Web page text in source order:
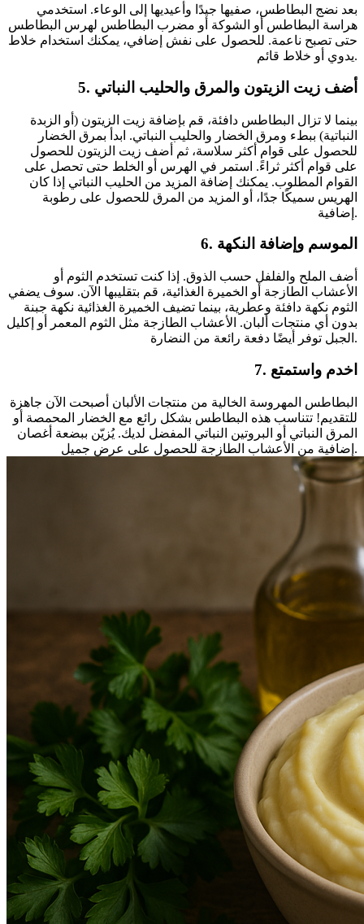
بعد نضج البطاطس، صفيها جيدًا وأعيديها إلى الوعاء. استخدمي
هراسة البطاطس أو الشوكة أو مضرب البطاطس لهرس البطاطس
حتى تصبح ناعمة. للحصول على نفش إضافي، يمكنك استخدام خلاط
يدوي أو خلاط قائم.
5. أضف زيت الزيتون والمرق والحليب النباتي
بينما لا تزال البطاطس دافئة، قم بإضافة زيت الزيتون (أو الزبدة
النباتية) ببطء ومرق الخضار والحليب النباتي. ابدأ بمرق الخضار
للحصول على قوام أكثر سلاسة، ثم أضف زيت الزيتون للحصول
على قوام أكثر ثراءً. استمر في الهرس أو الخلط حتى تحصل على
القوام المطلوب. يمكنك إضافة المزيد من الحليب النباتي إذا كان
الهريس سميكًا جدًا، أو المزيد من المرق للحصول على رطوبة
إضافية.
6. الموسم وإضافة النكهة
أضف الملح والفلفل حسب الذوق. إذا كنت تستخدم الثوم أو
الأعشاب الطازجة أو الخميرة الغذائية، قم بتقليبها الآن. سوف يضفي
الثوم نكهة دافئة وعطرية، بينما تضيف الخميرة الغذائية نكهة جبنة
بدون أي منتجات ألبان. الأعشاب الطازجة مثل الثوم المعمر أو إكليل
الجبل توفر أيضًا دفعة رائعة من النضارة.
7. اخدم واستمتع
البطاطس المهروسة الخالية من منتجات الألبان أصبحت الآن جاهزة
للتقديم! تتناسب هذه البطاطس بشكل رائع مع الخضار المحمصة أو
المرق النباتي أو البروتين النباتي المفضل لديك. يُزيّن ببضعة أغصان
إضافية من الأعشاب الطازجة للحصول على عرض جميل.